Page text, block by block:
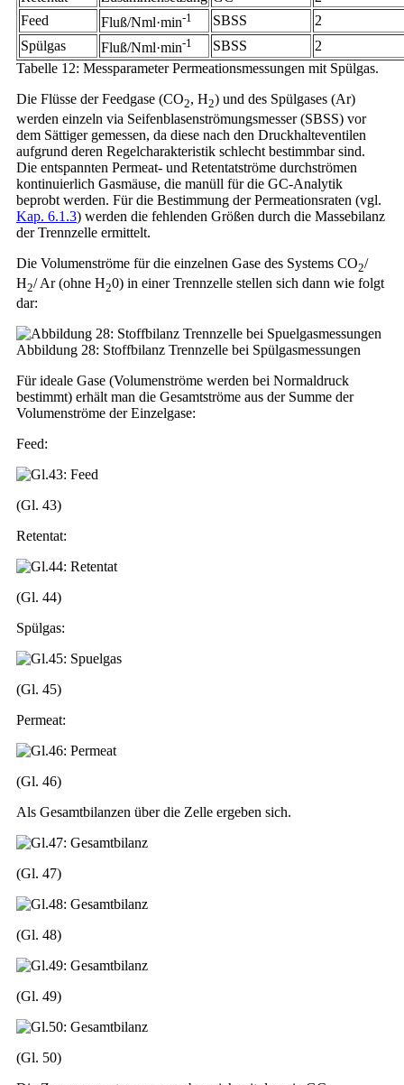
Feed
Fluß/Nml·min-1 SBSS
2
Spülgas
Fluß/Nml·min-1 SBSS
2
Tabelle 12: Messparameter Permeationsmessungen mit Spülgas.
Die Flüsse der Feedgase (CO2, H2) und des Spülgases (Ar)
werden einzeln via Seifenblasenströmungsmesser (SBSS) vor
dem Sättiger gemessen, da diese nach den Druckhalteventilen
aufgrund deren Regelcharakteristik schlecht bestimmbar sind.
Die entspannten Permeat- und Retentatströme durchströmen
kontinuierlich Gasmäuse, die manüll für die GC-Analytik
beprobt werden. Für die Bestimmung der Permeationsraten (vgl.
Kap. 6.1.3) werden die fehlenden Größen durch die Massebilanz
der Trennzelle ermittelt.
Die Volumenströme für die einzelnen Gase des Systems CO2/
H2/ Ar (ohne H20) in einer Trennzelle stellen sich dann wie folgt
dar:
Abbildung 28: Stoffbilanz Trennzelle bei Spülgasmessungen
Für ideale Gase (Volumenströme werden bei Normaldruck
bestimmt) erhält man die Gesamtströme aus der Summe der
Volumenströme der Einzelgase:
Feed:
(Gl. 43)
Retentat:
(Gl. 44)
Spülgas:
(Gl. 45)
Permeat:
(Gl. 46)
Als Gesamtbilanzen über die Zelle ergeben sich.
(Gl. 47)
(Gl. 48)
(Gl. 49)
(Gl. 50)